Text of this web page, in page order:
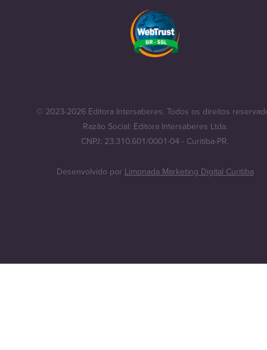
© 2023-2026 Editora Intersaberes. Todos os direitos
Razão Social: Editora Intersaberes Ltda.
CNPJ: 23.310.601/0001-04 - Curitiba-PR.
Desenvolvido porLimonada Marketing Digital Curitiba